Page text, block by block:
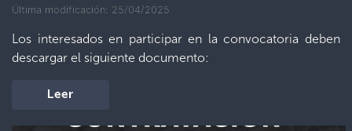
Última modificación: 25/04/2025
Los interesados en participar en la convocatoria deben
descargar el siguiente documento:
Leer